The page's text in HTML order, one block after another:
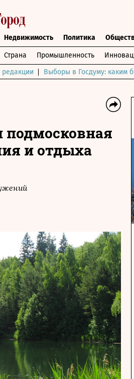
Недвижимость Политика
Страна Промышленность
Выборы в Госдуму: каким
и отдыха